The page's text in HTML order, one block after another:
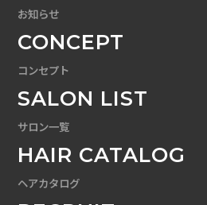
お知らせ
CONCEPT
コンセプト
SALON LIST
サロン一覧
HAIR CATALOG
ヘアカタログ